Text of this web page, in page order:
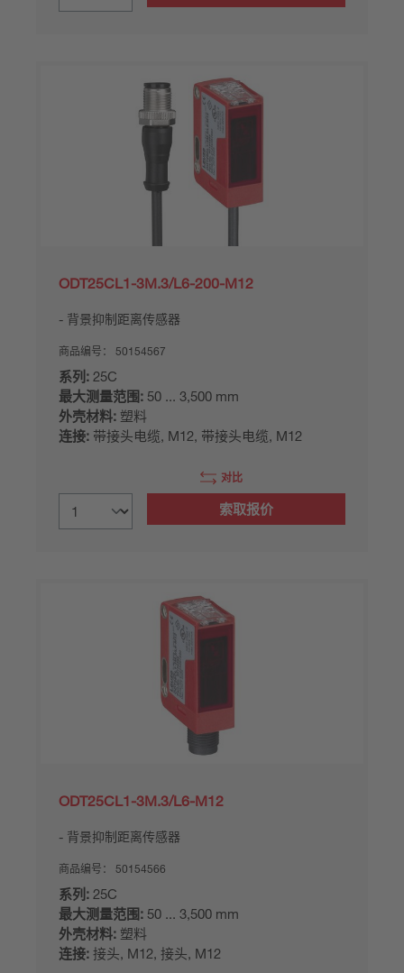
ODT25CL1-3M.3/L6-200-M12
背景抑制距离传感器
商品编号： 50154567
系列: 25C
最大测量范围: 50 ... 3,500 mm
外壳材料: 塑料
连接: 带接头电缆, M12, 带接头电缆, M12
对比
索取报价
ODT25CL1-3M.3/L6-M12
背景抑制距离传感器
商品编号： 50154566
系列: 25C
最大测量范围: 50 ... 3,500 mm
外壳材料: 塑料
连接: 接头, M12, 接头, M12